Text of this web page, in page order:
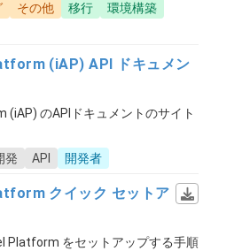
その他 移行
環境構築
(iAP) API ドキュメン
のAPIドキュメントのサイト
発 API 開発者
クイック セットア
Platform をセットアップする手順